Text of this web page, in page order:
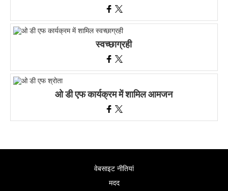
स्वच्छाग्रही
ओ डी एफ कार्यक्रम में शामिल आमजन
वेबसाइट नीतियां
मदद